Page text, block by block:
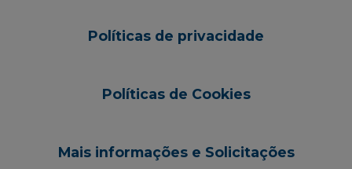
Políticas de privacidade
Políticas de Cookies
Mais informações e Solicitações